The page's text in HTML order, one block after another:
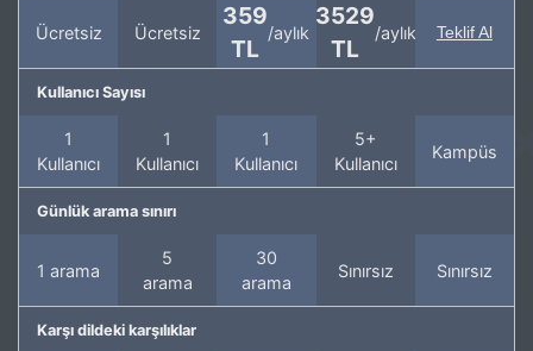
Ücretsiz Ücretsiz
359
TL
/aylık
3529
TL
/aylık Teklif Al
Kullanıcı Sayısı
1
Kullanıcı
1
Kullanıcı
1
Kullanıcı
5+
Kullanıcı
Kampüs
Günlük arama sınırı
1 arama
5
arama
30
arama
Sınırsız Sınırsız
Karşı dildeki karşılıklar